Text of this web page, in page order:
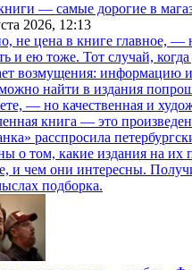
— самые дорогие в
2026, 12:13
не цена в книге главное, —
и ею тоже. Тот случай,
возмущения: информацию и
можно найти в издания
— но качественная и
книга — это
расспросила
о том, какие издания на
и чем они интересны.
подборка.